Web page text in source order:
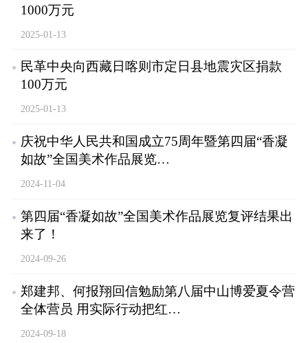
1000万元
2025-01-13
民革中央向西藏日喀则市定日县地震灾区捐款
100万元
2025-01-13
庆祝中华人民共和国成立75周年暨第四届“香凝
如故”全国美术作品展览…
2024-11-04
第四届“香凝如故”全国美术作品展览复评结果出
来了！
2024-09-26
郑建邦、何报翔回信勉励第八届中山博爱夏令营
全体营员 用实际行动把红…
2024-09-18